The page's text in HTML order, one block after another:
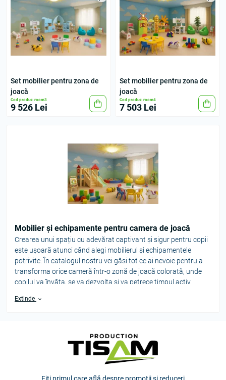
Set mobilier pentru zona de
joacă
Cod produs: room3
9 526 Lei
Set mobilier pentru zona de
joacă
Cod produs: room4
7 503 Lei
Mobilier și echipamente pentru camera de joacă
Crearea unui spațiu cu adevărat captivant și sigur pentru copii
este ușoară atunci când alegi mobilierul și echipamentele
potrivite. În catalogul nostru vei găsi tot ce ai nevoie pentru a
transforma orice cameră într-o zonă de joacă colorată, unde
copilul va învăța, se va dezvolta și va petrece timpul activ.
Ce găsești în categoria:
detașabile pentru o curățare ușoară.
Module educative și seturi de construcție:blocuri moi de diferite
Extinde